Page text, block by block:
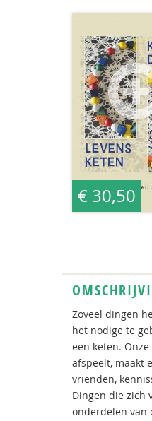
€ 30,50
Zoveel dingen
het nodige te
een keten.
afspeelt, maakt
vrienden,
Dingen die zich
onderdelen van